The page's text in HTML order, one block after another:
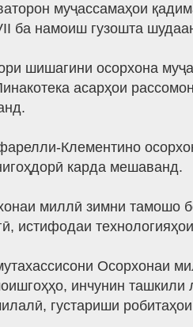
муҷассамаҳои
ба намоиш гузошта
шишагини осорхона
асарҳои
Клементино
карда мешаванд.
миллӣ зимни тамошо
истифодаи
Осорхонаи
инчунин ташкили
густариши